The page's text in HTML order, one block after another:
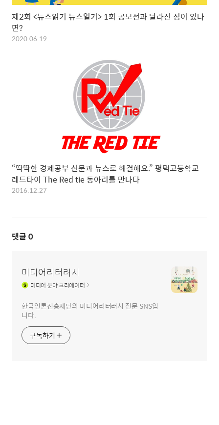
제2회 <뉴스읽기 뉴스일기> 1회 공모전과 달라진 점이 있다
면?
2020.06.19
“딱딱한 경제공부 신문과 뉴스로 해결해요.” 평택고등학교
레드타이 The Red tie 동아리를 만나다
2016.12.27
댓글 0
미디어리터러시
미디어분야 크리에이터
한국언론진흥재단의 미디어리터러시 전문 SNS입
니다.
구독하기